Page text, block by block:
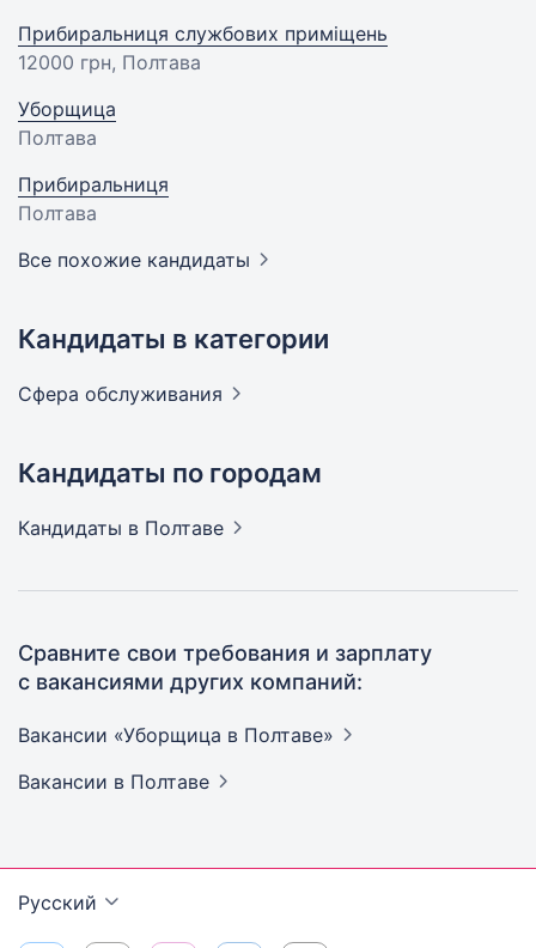
Прибиральниця службових приміщень
12000 грн, Полтава
Уборщица
Полтава
Прибиральниця
Полтава
Все похожие кандидаты
Кандидаты в категории
Сфера обслуживания
Кандидаты по городам
Кандидаты в Полтаве
Сравните свои требования и зарплату
с вакансиями других компаний:
Вакансии «Уборщица в Полтаве»
Вакансии в Полтаве
Русский